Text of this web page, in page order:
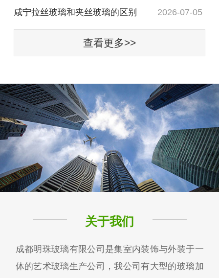
咸宁拉丝玻璃和夹丝玻璃的区别 2026-07-05
查看更多>>
关于我们
成都明珠玻璃有限公司是集室内装饰与外装于一
体的艺术玻璃生产公司，我公司有大型的玻璃加